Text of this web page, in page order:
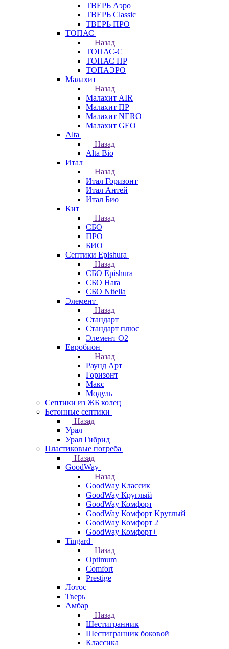
ТВЕРЬ Аэро
ТВЕРЬ Classic
ТВЕРЬ ПРО
ТОПАС
Назад
ТОПАС-С
ТОПАС ПР
ТОПАЭРО
Малахит
Назад
Малахит AIR
Малахит ПР
Малахит NERO
Малахит GEO
Alta
Назад
Alta Bio
Итал
Назад
Итал Горизонт
Итал Антей
Итал Био
Кит
Назад
СБО
ПРО
БИО
Септики Epishura
Назад
СБО Epishura
СБО Hara
СБО Nitella
Элемент
Назад
Стандарт
Стандарт плюс
Элемент О2
Евробион
Назад
Раунд Арт
Горизонт
Макс
Модуль
Септики из ЖБ колец
Бетонные септики
Назад
Урал
Урал Гибрид
Пластиковые погреба
Назад
GoodWay
Назад
GoodWay Классик
GoodWay Круглый
GoodWay Комфорт
GoodWay Комфорт Круглый
GoodWay Комфорт 2
GoodWay Комфорт+
Tingard
Назад
Optimum
Comfort
Prestige
Лотос
Тверь
Амбар
Назад
Шестигранник
Шестигранник боковой
Классика